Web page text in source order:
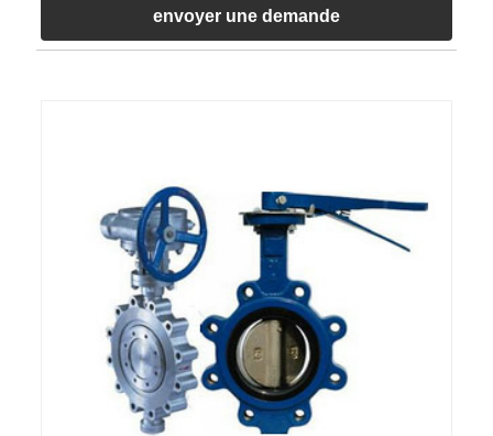
envoyer une demande